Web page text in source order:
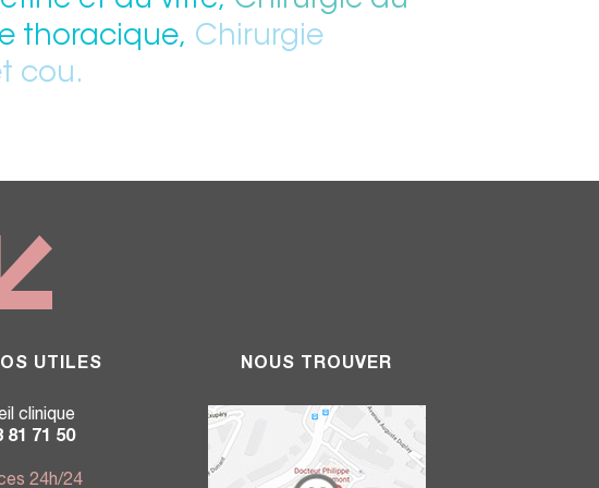
thoracique, Chirurgie
cou.
UTILES
clinique
81 71 50
24h/24
NOUS TROUVER